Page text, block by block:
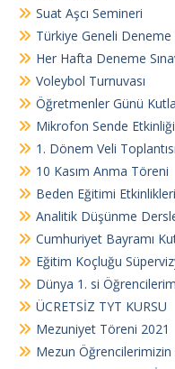
Suat Aşcı Semineri
Türkiye Geneli Deneme
Her Hafta Deneme
Voleybol Turnuvası
Öğretmenler Günü
Mikrofon Sende Etkinliği
1. Dönem Veli Toplantısı
10 Kasım Anma Töreni
Beden Eğitimi Etkinlikleri
Analitik Düşünme
Cumhuriyet Bayramı
Eğitim Koçluğu
Dünya 1. si
ÜCRETSİZ TYT KURSU
Mezuniyet Töreni 2021
Mezun Öğrencilerimizin